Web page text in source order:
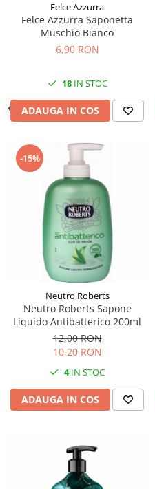
Felce Azzurra
Felce Azzurra Saponetta
Muschio Bianco
6,90 RON
18IN STOC
ADAUGA IN COS
-15%
Neutro Roberts
Neutro Roberts Sapone
Liquido Antibatterico 200ml
12,00 RON
10,20 RON
4IN STOC
ADAUGA IN COS